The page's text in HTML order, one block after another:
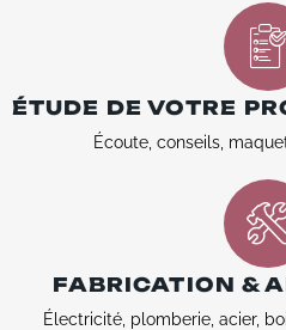
ÉTUDE DE VOTRE
Écoute, conseils,
FABRICATION &
Électricité, plomberie, acier,